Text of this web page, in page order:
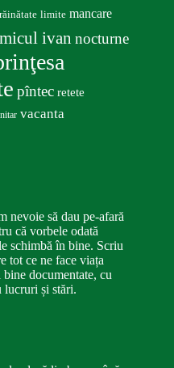
limite mancare
micul ivan nocturne
pîntec retete
vacanta
nevoie să dau pe-afară
că vorbele odată
schimbă în bine. Scriu
tot ce ne face viața
documentate, cu
lucruri și stări.